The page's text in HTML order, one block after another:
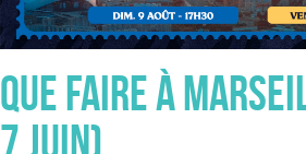
Que faire à
7 juin)